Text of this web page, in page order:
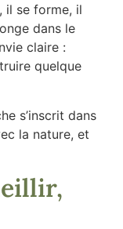
il se forme, il
dans le
claire :
quelque
s’inscrit dans
la nature, et